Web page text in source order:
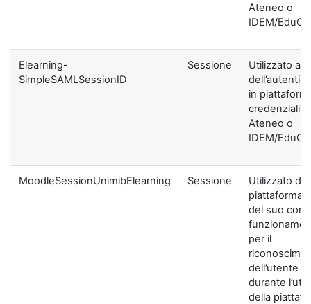
Ateneo o
IDEM/
Elearning-
SimpleSAMLSessionID
Sessione
Utilizzato ai
in
credenziali di
Ateneo o
IDEM/
MoodleSessionUnimibElearning Sessione
Utilizzato
piattaforma
del suo
per il
dell’utente
durante
della